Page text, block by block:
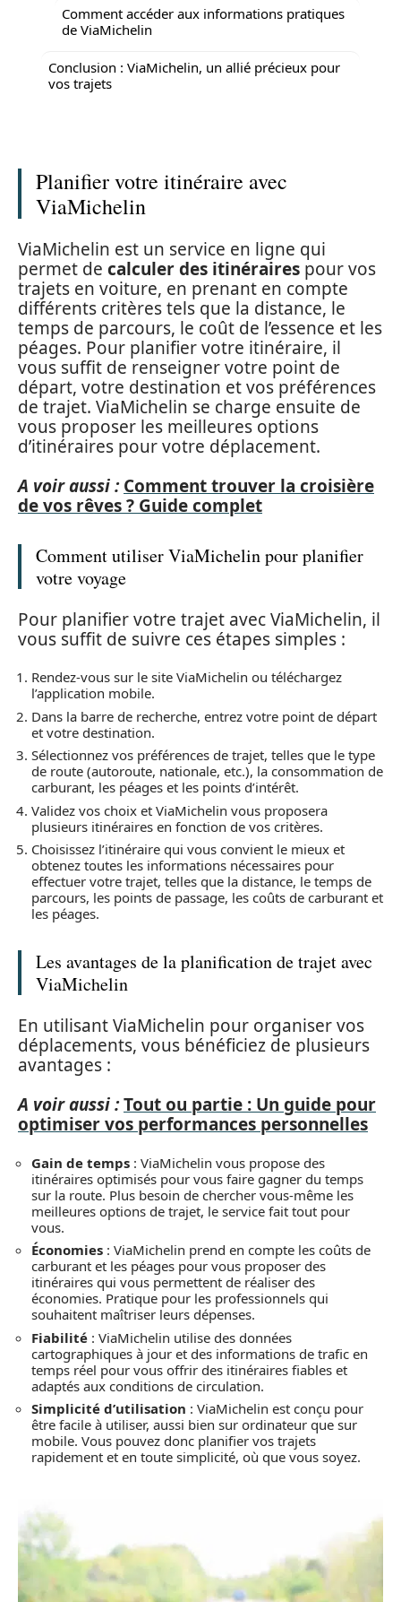
Comment accéder aux informations pratiques
de ViaMichelin
Conclusion : ViaMichelin, un allié précieux pour
vos trajets
Planifier votre itinéraire avec
ViaMichelin
ViaMichelin est un service en ligne qui
permet de calculer des itinéraires pour vos
trajets en voiture, en prenant en compte
différents critères tels que la distance, le
temps de parcours, le coût de l’essence et les
péages. Pour planifier votre itinéraire, il
vous suffit de renseigner votre point de
départ, votre destination et vos préférences
de trajet. ViaMichelin se charge ensuite de
vous proposer les meilleures options
d’itinéraires pour votre déplacement.
A voir aussi : Comment trouver la croisière
de vos rêves ? Guide complet
Comment utiliser ViaMichelin pour planifier
votre voyage
Pour planifier votre trajet avec ViaMichelin, il
vous suffit de suivre ces étapes simples :
Rendez-vous sur le site ViaMichelin ou téléchargez
l’application mobile.
Dans la barre de recherche, entrez votre point de départ
et votre destination.
Sélectionnez vos préférences de trajet, telles que le type
de route (autoroute, nationale, etc.), la consommation de
carburant, les péages et les points d’intérêt.
Validez vos choix et ViaMichelin vous proposera
plusieurs itinéraires en fonction de vos critères.
Choisissez l’itinéraire qui vous convient le mieux et
obtenez toutes les informations nécessaires pour
effectuer votre trajet, telles que la distance, le temps de
parcours, les points de passage, les coûts de carburant et
les péages.
Les avantages de la planification de trajet avec
ViaMichelin
En utilisant ViaMichelin pour organiser vos
déplacements, vous bénéficiez de plusieurs
avantages :
A voir aussi :Tout ou partie : Un guide pour
optimiser vos performances personnelles
Gain de temps : ViaMichelin vous propose des
itinéraires optimisés pour vous faire gagner du temps
sur la route. Plus besoin de chercher vous-même les
meilleures options de trajet, le service fait tout pour
vous.
Économies : ViaMichelin prend en compte les coûts de
carburant et les péages pour vous proposer des
itinéraires qui vous permettent de réaliser des
économies. Pratique pour les professionnels qui
souhaitent maîtriser leurs dépenses.
Fiabilité : ViaMichelin utilise des données
cartographiques à jour et des informations de trafic en
temps réel pour vous offrir des itinéraires fiables et
adaptés aux conditions de circulation.
Simplicité d’utilisation : ViaMichelin est conçu pour
être facile à utiliser, aussi bien sur ordinateur que sur
mobile. Vous pouvez donc planifier vos trajets
rapidement et en toute simplicité, où que vous soyez.